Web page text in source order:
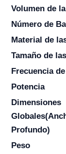
Volumen de
Número de
Material de
Tamaño de
Frecuencia
Potencia
Dimensiones
Globales
Profundo)
Peso